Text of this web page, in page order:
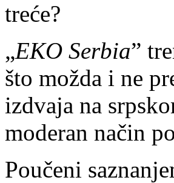
treće?
„EKO Serbia”
što možda i ne
izdvaja na
moderan način
Poučeni